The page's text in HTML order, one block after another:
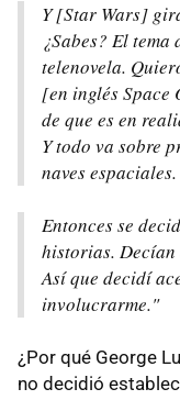
Y [Star Wars]
¿Sabes? El
telenovela.
[en inglés Space
de que es en
Y todo va sobre
naves espaciales.
Entonces se
historias. Decían
Así que decidí
involucrarme."
¿Por qué George
no decidió